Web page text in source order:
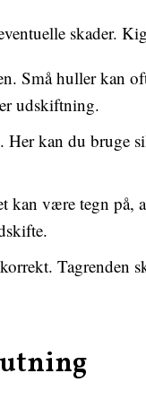
skader.
Små huller kan
udskiftning.
Her kan du bruge
kan være tegn på,
Tagrenden